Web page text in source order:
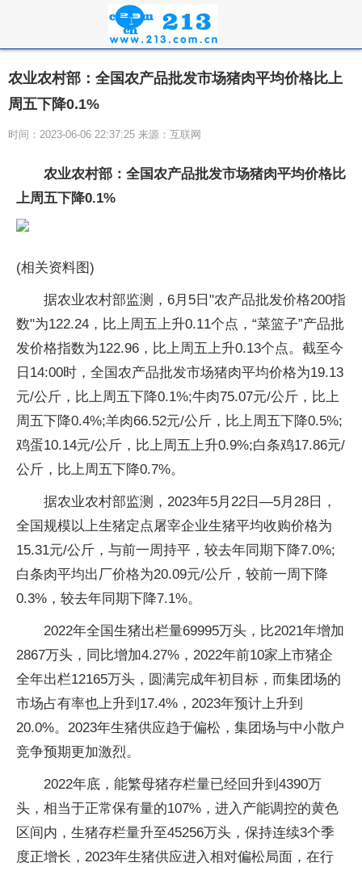
农业农村部：全国农产品批发市场猪肉平均价格比上
周五下降0.1%
时间：2023-06-06 22:37:25 来源：互联网
农业农村部：全国农产品批发市场猪肉平均价格比
上周五下降0.1%
(相关资料图)
据农业农村部监测，6月5日"农产品批发价格200指
数"为122.24，比上周五上升0.11个点，“菜篮子”产品批
发价格指数为122.96，比上周五上升0.13个点。截至今
日14:00时，全国农产品批发市场猪肉平均价格为19.13
元/公斤，比上周五下降0.1%;牛肉75.07元/公斤，比上
周五下降0.4%;羊肉66.52元/公斤，比上周五下降0.5%;
鸡蛋10.14元/公斤，比上周五上升0.9%;白条鸡17.86元/
公斤，比上周五下降0.7%。
据农业农村部监测，2023年5月22日—5月28日，
全国规模以上生猪定点屠宰企业生猪平均收购价格为
15.31元/公斤，与前一周持平，较去年同期下降7.0%;
白条肉平均出厂价格为20.09元/公斤，较前一周下降
0.3%，较去年同期下降7.1%。
2022年全国生猪出栏量69995万头，比2021年增加
2867万头，同比增加4.27%，2022年前10家上市猪企
全年出栏12165万头，圆满完成年初目标，而集团场的
市场占有率也上升到17.4%，2023年预计上升到
20.0%。2023年生猪供应趋于偏松，集团场与中小散户
竞争预期更加激烈。
2022年底，能繁母猪存栏量已经回升到4390万
头，相当于正常保有量的107%，进入产能调控的黄色
区间内，生猪存栏量升至45256万头，保持连续3个季
度正增长，2023年生猪供应进入相对偏松局面，在行